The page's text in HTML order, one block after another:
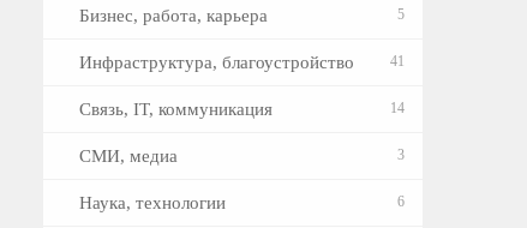
Бизнес, работа, карьера 5
Инфраструктура, благоустройство 41
Связь, IT, коммуникация 14
СМИ, медиа 3
Наука, технологии 6